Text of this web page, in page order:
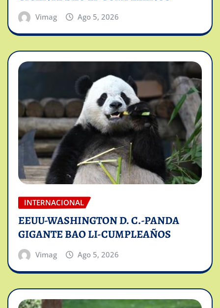
Vimag Ago 5, 2026
INTERNACIONAL
EEUU-WASHINGTON D. C.-PANDA
GIGANTE BAO LI-CUMPLEAÑOS
Vimag Ago 5, 2026